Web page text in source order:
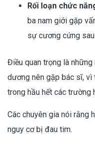
Rối loạn chức
ba nam giới gặp
sự cương cứng
Điều quan trọng là
dương nên gặp bác sĩ, vì
trong hầu hết các trường
Các chuyên gia nói rằng
nguy cơ bị đau tim.